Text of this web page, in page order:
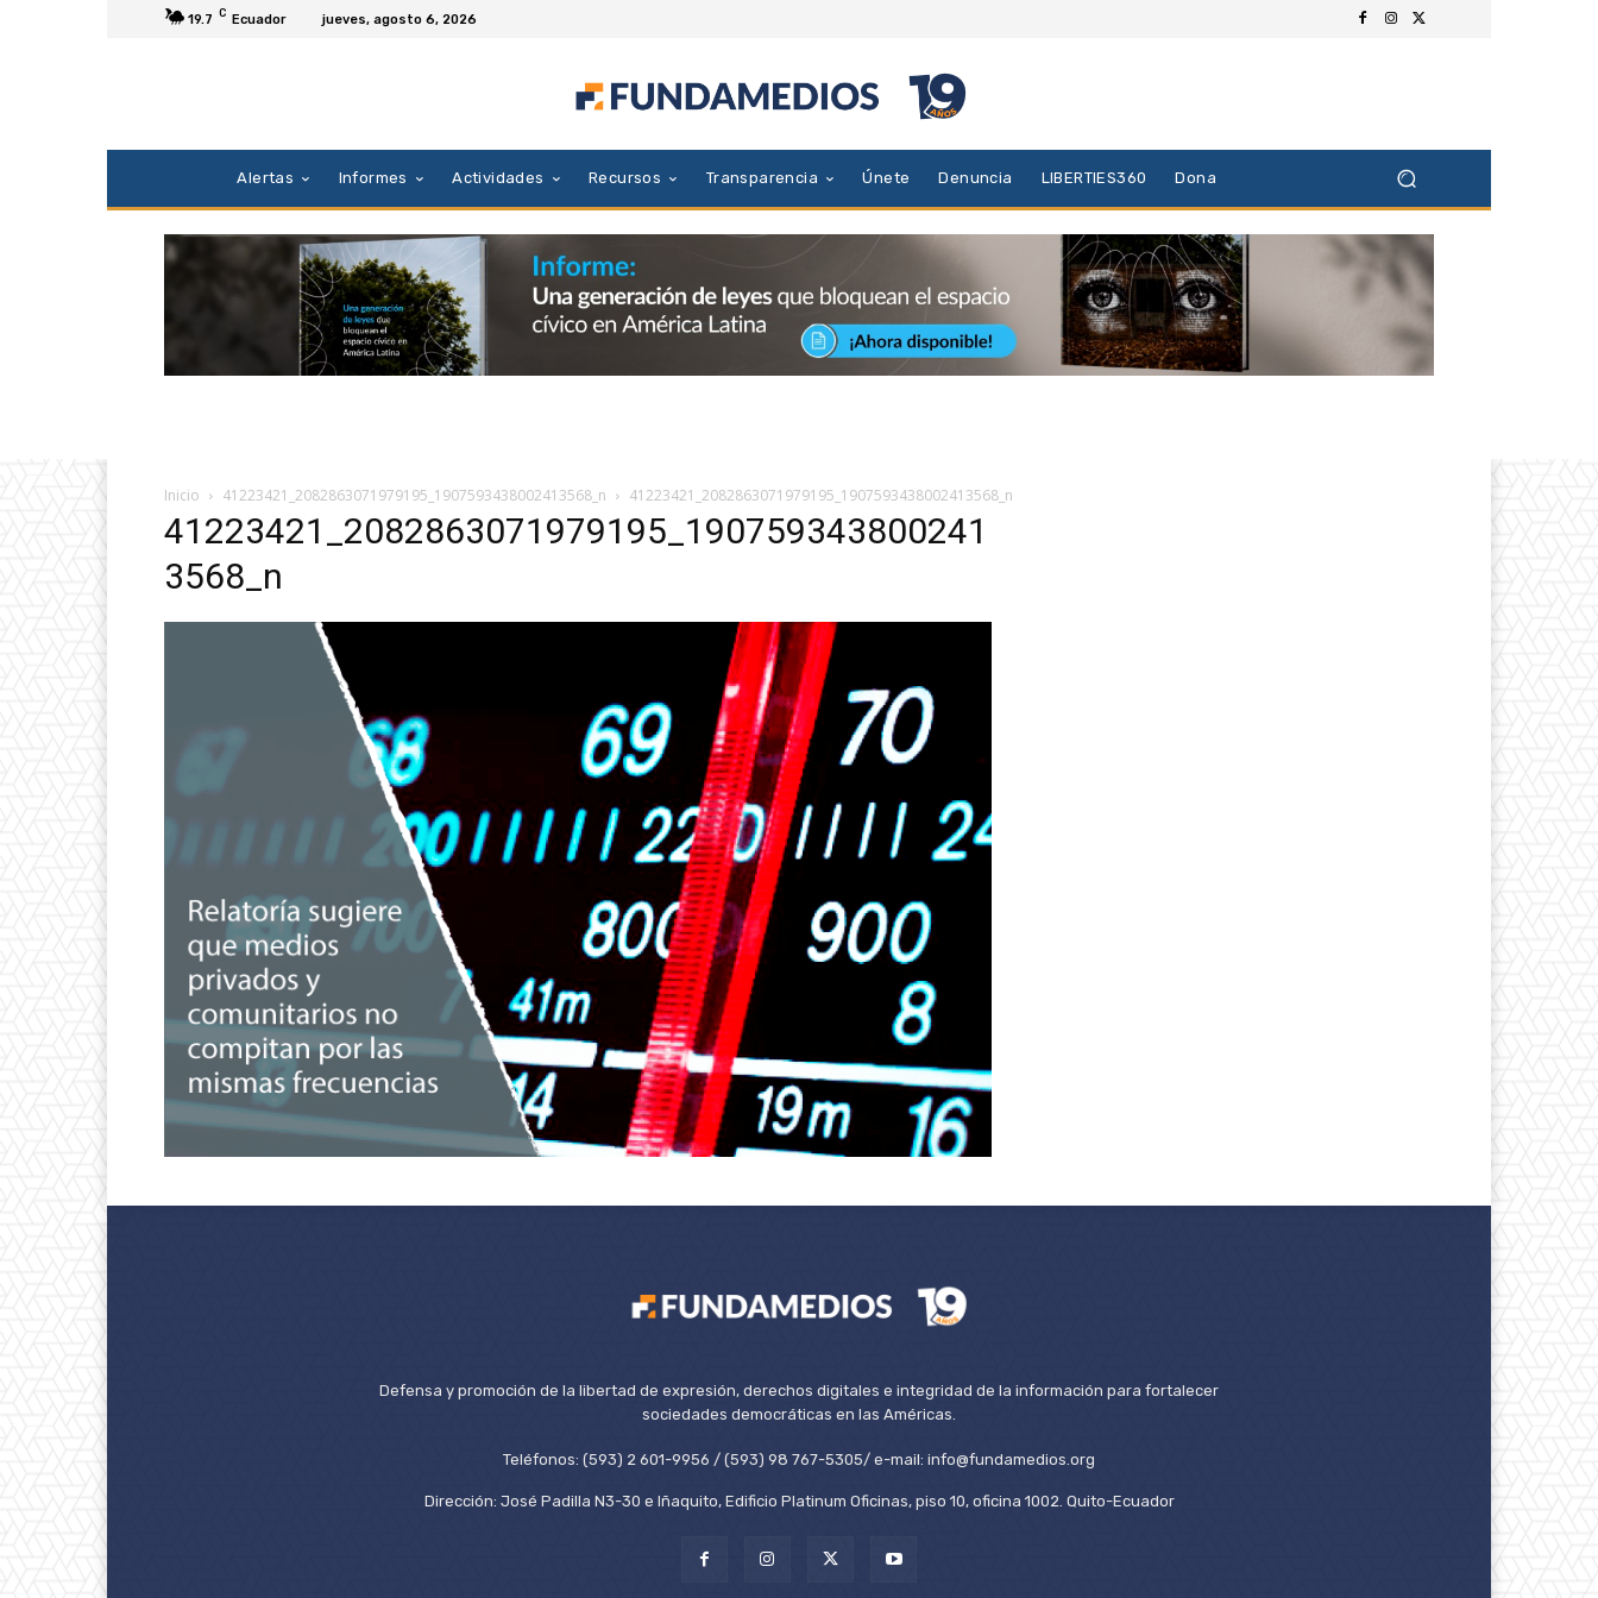
19.7 C Ecuador jueves, agosto 6, 2026
Alertas Informes Actividades Recursos Transparencia Únete Denuncia LIBERTIES360 Dona
Inicio 41223421_2082863071979195_1907593438002413568_n 41223421_2082863071979195_1907593438002413568_n
41223421_2082863071979195_190759343800241
3568_n
Defensa y promoción de la libertad de expresión, derechos digitales e integridad de la información para fortalecer
sociedades democráticas en las Américas.
Teléfonos: (593) 2 601-9956 / (593) 98 767-5305/ e-mail: info@fundamedios.org
Dirección: José Padilla N3-30 e Iñaquito, Edificio Platinum Oficinas, piso 10, oficina 1002. Quito-Ecuador